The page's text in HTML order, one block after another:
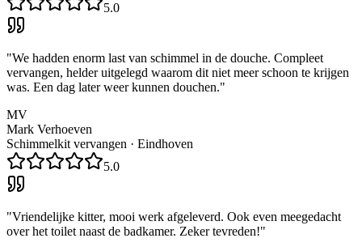
5.0
"We hadden enorm last van schimmel in de douche. Compleet
vervangen, helder uitgelegd waarom dit niet meer schoon te krijgen
was. Een dag later weer kunnen douchen."
MV
Mark Verhoeven
Schimmelkit vervangen · Eindhoven
5.0
"Vriendelijke kitter, mooi werk afgeleverd. Ook even meegedacht
over het toilet naast de badkamer. Zeker tevreden!"